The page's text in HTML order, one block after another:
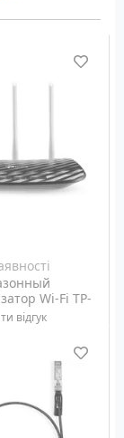
Wi-Fi TP-
C20
відгук
5 GHz
10/100M,